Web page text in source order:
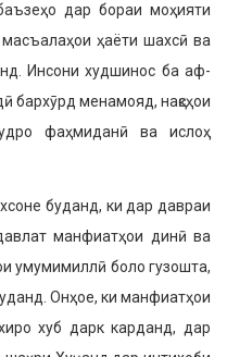
дар бораи моҳияти
ҳаёти шахсӣ ва
Инсони худшинос ба аф­
бархӯрд менамояд, нақсҳои
фаҳмиданӣ ва ислоҳ
буданд, ки дар давраи
манфиатҳои динӣ ва
умумимиллӣ боло гузошта,
Онҳое, ки манфиатҳои
хуб дарк карданд, дар